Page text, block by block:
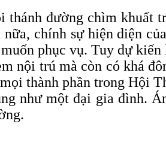
thánh đường chìm
chính sự hiện diện
phục vụ. Tuy dự
nội trú mà còn có khá
thành phần trong Hội
như một đại gia đình.